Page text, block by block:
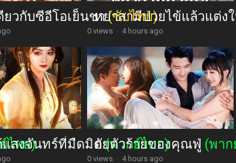
ยวกับซีอีโอเย็นชา(ซับไทย)
หย่าสามีป่วยไข้แล้วแต่ง
0 views · 4 hours ago
ไทย)
แสงจันทร์ที่มืดมิด(พากย์ไทย)
ยัยตัวร้ายของคุณฟู่ (พา
0 views · 4 hours ago